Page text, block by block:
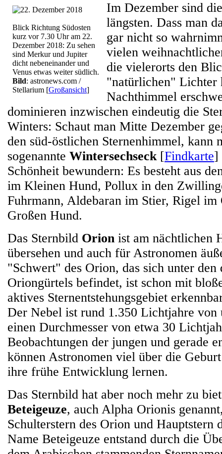
Blick Richtung Südosten
kurz vor 7.30 Uhr am 22.
Dezember 2018: Zu sehen
sind Merkur und Jupiter
dicht nebeneinander und
Venus etwas weiter südlich.
Bild: astronews.com /
Stellarium [Großansicht]
Im Dezember sind
längsten. Dass man
gar nicht so
vielen
die vielerorts den
"natürlichen" Lichter
Nachthimmel
dominieren inzwischen eindeutig die
Winters: Schaut man Mitte Dezember
den süd-östlichen Sternenhimmel, kann
sogenannte Wintersechseck[Findkarte]
Schönheit bewundern: Es besteht aus
im Kleinen Hund, Pollux in den
Fuhrmann, Aldebaran im Stier, Rigel
Großen Hund.
Das Sternbild Orion ist am nächtlichen
übersehen und auch für Astronomen
"Schwert" des Orion, das sich unter den
Oriongürtels befindet, ist schon mit
aktives Sternentstehungsgebiet
Der Nebel ist rund 1.350 Lichtjahre von
einen Durchmesser von etwa 30
Beobachtungen der jungen und gerade
können Astronomen viel über die
ihre frühe Entwicklung lernen.
Das Sternbild hat aber noch mehr zu
Beteigeuze, auch Alpha Orionis
Schulterstern des Orion und Hauptstern
Name Beteigeuze entstand durch die